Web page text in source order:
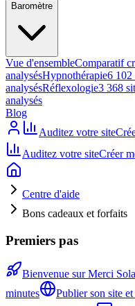
Baromètre
Vue d'ensembleComparatif
analysésHypnothérapie6 102
analysésRéflexologie3 368
analysés
Blog
Auditez votre site
Auditez votre siteCréer
Centre d'aide
Bons cadeaux et forfaits
Premiers pas
Bienvenue sur Merci
minutes
Publier son site